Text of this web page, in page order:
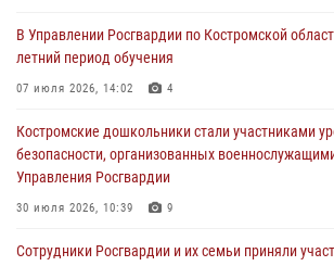
27 июля 2026, 09:53
«Росгвардия. Вехи истории»: послевоенный опыт
27 июля 2026, 07:11
В Управлении Росгвардии по Костромской
летний период обучения
07 июля 2026, 14:02 4
Костромские дошкольники стали участниками
безопасности, организованных
Управления Росгвардии
30 июля 2026, 10:39 9
Cотрудники Росгвардии и их семьи приняли